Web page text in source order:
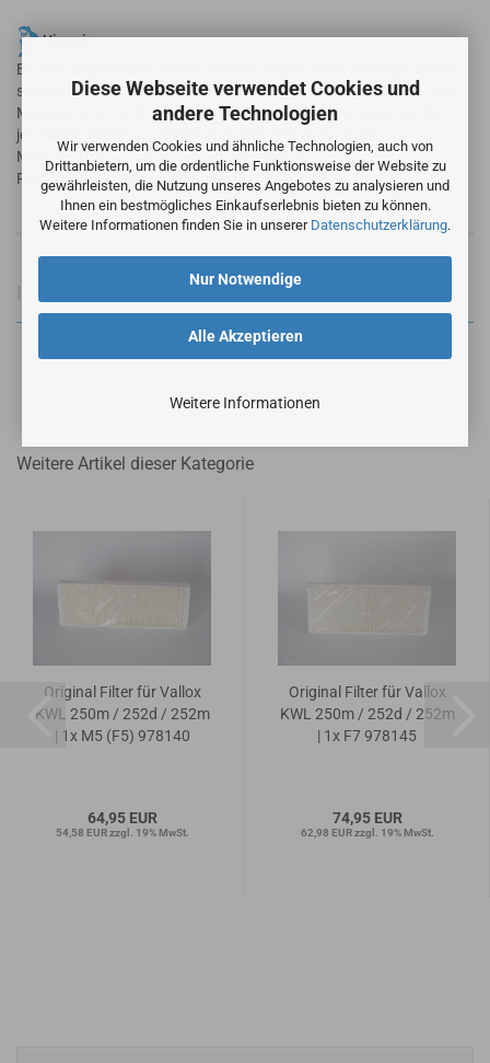
Diese Webseite verwendet Cookies und
andere Technologien
Wir verwenden Cookies und ähnliche Technologien, auch von
Drittanbietern, um die ordentliche Funktionsweise der Website zu
gewährleisten, die Nutzung unseres Angebotes zu analysieren und
Ihnen ein bestmögliches Einkaufserlebnis bieten zu können.
Weitere Informationen finden Sie in unserer Datenschutzerklärung.
Alle Akzeptieren
Nur Notwendige
Weitere Informationen
Hinweis
Bei den angebotenen Filtern handelt es sich nicht um Originalfilter
sondern um alternative Ersatzfilter in vergleichbarer Qualität. Alle
Markennamen und geschützte Warenzeichen sind Eigentum der
jeweiligen Markennameninhaber. Die Verwendung der
Markennamen / Warenzeichen dient lediglich der
Produktbeschreibung der angebotenen Artikel.
Informationen zur Produktsicherheit
Weitere Artikel dieser Kategorie
Original Filter für Vallox
KWL 250m / 252d / 252m
| 1x M5 (F5) 978140
64,95 EUR
54,58 EUR zzgl. 19% MwSt.
Original Filter für Vallox
KWL 250m / 252d / 252m
| 1x F7 978145
74,95 EUR
62,98 EUR zzgl. 19% MwSt.